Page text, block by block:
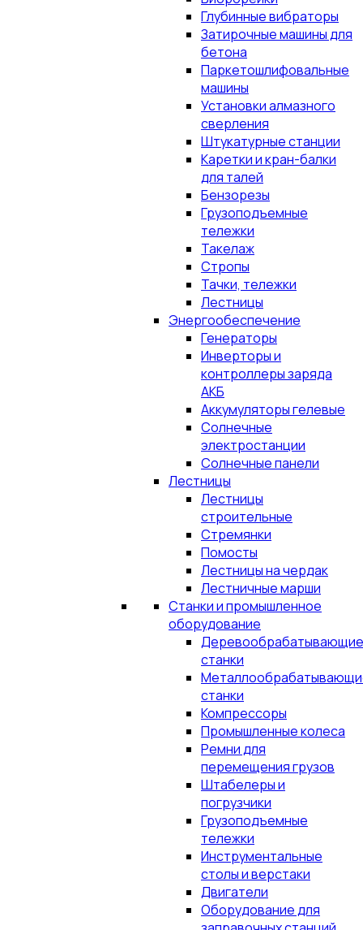
Глубинные вибраторы
Затирочные машины для
бетона
Паркетошлифовальные
машины
Установки алмазного
сверления
Штукатурные станции
Каретки и кран-балки
для талей
Бензорезы
Грузоподъемные
тележки
Такелаж
Стропы
Тачки, тележки
Лестницы
Энергообеспечение
Генераторы
Инверторы и
контроллеры заряда
АКБ
Аккумуляторы гелевые
Солнечные
электростанции
Солнечные панели
Лестницы
Лестницы
строительные
Стремянки
Помосты
Лестницы на чердак
Лестничные марши
Станки и промышленное
оборудование
Деревообрабатывающие
станки
станки
Компрессоры
Промышленные колеса
Ремни для
перемещения грузов
Штабелеры и
погрузчики
Грузоподъемные
тележки
Инструментальные
столы и верстаки
Двигатели
Оборудование для